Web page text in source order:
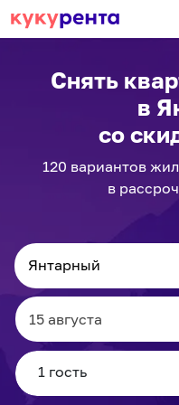
Снять
в
со
120 вариантов
в
Navigate
forward
to